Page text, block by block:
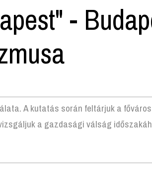
-
A kutatás során feltárjuk a
a gazdasági válság